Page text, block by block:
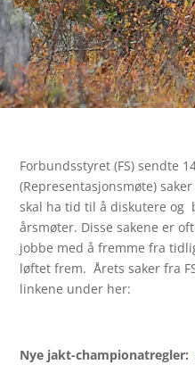
Forbundsstyret (FS) sendte
(Representasjonsmøte)
skal ha tid til å diskutere og
årsmøter. Disse sakene er
jobbe med å fremme fra
løftet frem. Årets saker fra
linkene under her:
Nye jakt-championatregler: